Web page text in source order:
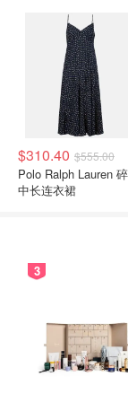
$310.40 $555.00
Polo Ralph Lauren
中长连衣裙
3